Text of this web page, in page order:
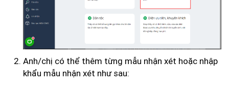
Anh/chị có thể thêm từng mẫu nhận xét hoặc nhập
khẩu mẫu nhận xét như sau: